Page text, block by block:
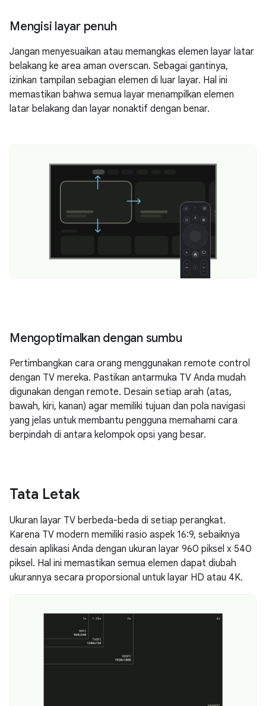
Mengisi layar penuh
Jangan menyesuaikan atau memangkas elemen layar latar
belakang ke area aman overscan. Sebagai gantinya,
izinkan tampilan sebagian elemen di luar layar. Hal ini
memastikan bahwa semua layar menampilkan elemen
latar belakang dan layar nonaktif dengan benar.
Mengoptimalkan dengan sumbu
Pertimbangkan cara orang menggunakan remote control
dengan TV mereka. Pastikan antarmuka TV Anda mudah
digunakan dengan remote. Desain setiap arah (atas,
bawah, kiri, kanan) agar memiliki tujuan dan pola navigasi
yang jelas untuk membantu pengguna memahami cara
berpindah di antara kelompok opsi yang besar.
Tata Letak
Ukuran layar TV berbeda-beda di setiap perangkat.
Karena TV modern memiliki rasio aspek 16:9, sebaiknya
desain aplikasi Anda dengan ukuran layar 960 piksel x 540
piksel. Hal ini memastikan semua elemen dapat diubah
ukurannya secara proporsional untuk layar HD atau 4K.